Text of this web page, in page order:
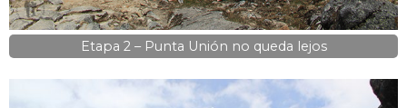
Etapa 2 – Punta Unión no queda lejos